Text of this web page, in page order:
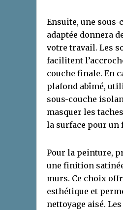
Ensuite, une sous-
adaptée donnera
votre travail. Les
facilitent
couche finale. En
plafond abîmé,
sous-couche
masquer les
la surface pour un
Pour la peinture,
une finition
murs. Ce choix
esthétique et
nettoyage aisé.